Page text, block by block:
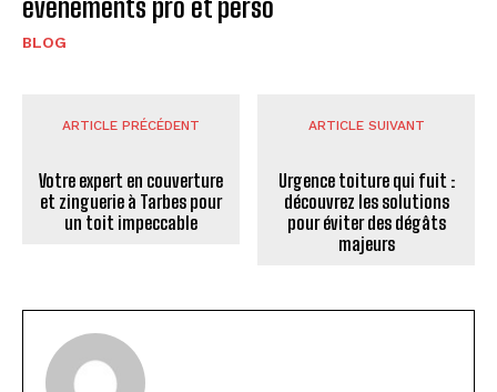
événements pro et perso
BLOG
ARTICLE PRÉCÉDENT
Votre expert en couverture
et zinguerie à Tarbes pour
un toit impeccable
ARTICLE SUIVANT
Urgence toiture qui fuit :
découvrez les solutions
pour éviter des dégâts
majeurs